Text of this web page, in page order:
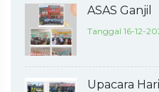
ASAS Ganjil
Tanggal 16-12-
Upacara